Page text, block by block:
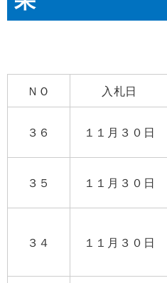
ＮＯ 入札日
３６ １１月３０日
３５ １１月３０日
３４ １１月３０日